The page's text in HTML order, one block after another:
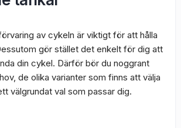
av cykeln är viktigt för att hålla
gör stället det enkelt för dig att
din cykel. Därför bör du noggrant
de olika varianter som finns att välja
välgrundat val som passar dig.